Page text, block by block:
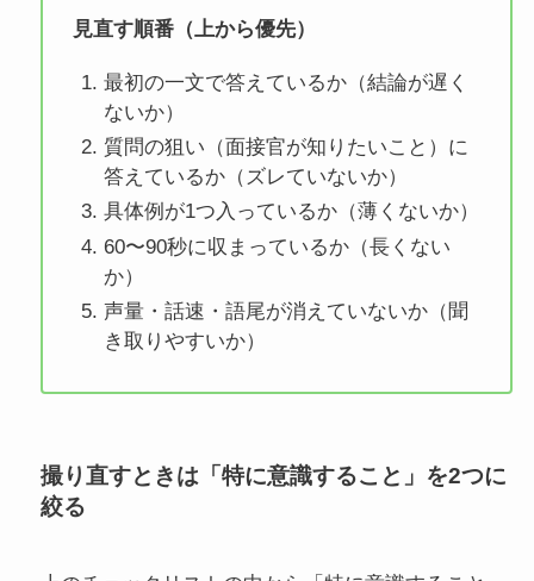
見直す順番（上から優先）
最初の一文で答えているか（結論が遅く
ないか）
質問の狙い（面接官が知りたいこと）に
答えているか（ズレていないか）
具体例が1つ入っているか（薄くないか）
60〜90秒に収まっているか（長くない
か）
声量・話速・語尾が消えていないか（聞
き取りやすいか）
撮り直すときは「特に意識すること」を2つに
絞る